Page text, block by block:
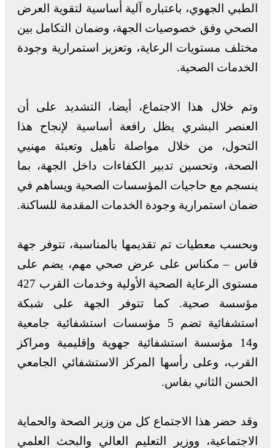
الطبي الجهوي، باعتباره آلية أساسية لتقوية العرض
الصحي وفق خصوصيات الجهة، وضمان التكامل بين
مختلف مستويات الرعاية، وتعزيز استمرارية وجودة
الخدمات الصحية.
وتم خلال هذا الاجتماع، أيضا، التشديد على أن
العنصر البشري يظل رافعة أساسية لإنجاح هذا
التحول، من خلال مواصلة تأهيل وتعبئة مهنيي
الصحة، وتحسين تدبير الكفاءات داخل الجهة، بما
ينسجم مع حاجيات المؤسسات الصحية ويساهم في
ضمان استمرارية وجودة الخدمات المقدمة للساكنة.
وبحسب معطيات تم تقديمها بالمناسبة، تتوفر جهة
فاس – مكناس على عرض صحي مهم، يضم على
مستوى الرعاية الصحية الأولية وخدمات القرب 427
مؤسسة صحية. كما تتوفر الجهة على شبكة
استشفائية تضم 5 مؤسسات استشفائية جامعية
و14 مؤسسة استشفائية جهوية وإقليمية ومراكز
القرب، وعلى رأسها المركز الاستشفائي الجامعي
الحسن الثاني بفاس.
وقد حضر هذا الاجتماع كل من وزير الصحة والحماية
الاجتماعية، ووزير التعليم العالي والبحث العلمي